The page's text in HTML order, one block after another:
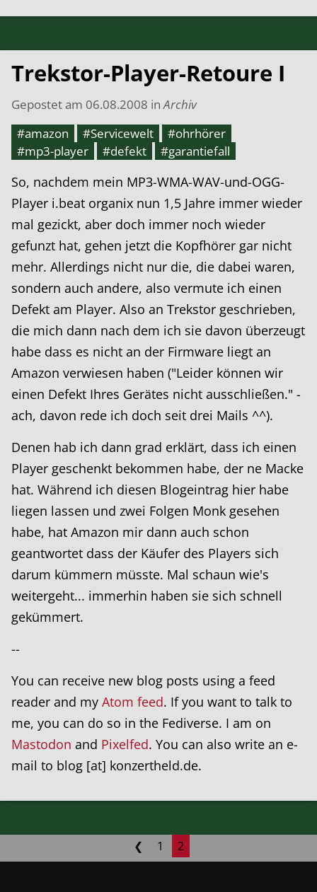
Trekstor-Player-Retoure I
Gepostet am 06.08.2008 in Archiv
#amazon
#Servicewelt
#ohrhörer
#mp3-player
#defekt
#garantiefall
So, nachdem mein MP3-WMA-WAV-und-OGG-
Player i.beat organix nun 1,5 Jahre immer wieder
mal gezickt, aber doch immer noch wieder
gefunzt hat, gehen jetzt die Kopfhörer gar nicht
mehr. Allerdings nicht nur die, die dabei waren,
sondern auch andere, also vermute ich einen
Defekt am Player. Also an Trekstor geschrieben,
die mich dann nach dem ich sie davon überzeugt
habe dass es nicht an der Firmware liegt an
Amazon verwiesen haben ("Leider können wir
einen Defekt Ihres Gerätes nicht ausschließen." -
ach, davon rede ich doch seit drei Mails ^^).
Denen hab ich dann grad erklärt, dass ich einen
Player geschenkt bekommen habe, der ne Macke
hat. Während ich diesen Blogeintrag hier habe
liegen lassen und zwei Folgen Monk gesehen
habe, hat Amazon mir dann auch schon
geantwortet dass der Käufer des Players sich
darum kümmern müsste. Mal schaun wie's
weitergeht... immerhin haben sie sich schnell
gekümmert.
--
You can receive new blog posts using a feed
reader and my Atom feed. If you want to talk to
me, you can do so in the Fediverse. I am on
Mastodon and Pixelfed. You can also write an e-
mail to blog [at] konzertheld.de.
❮ 1 2